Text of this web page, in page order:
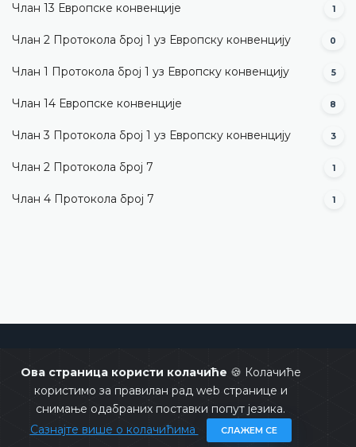
Ова страница користи колачиће 🍪 Колачиће
користимо за правилан рад web странице и
снимање одабраних поставки попут језика.
Сазнајте више о колачићима
СЛАЖЕМ СЕ
Члан 13 Европске конвенције 1
Члан 2 Протокола број 1 уз Европску конвенцију 0
Члан 1 Протокола број 1 уз Европску конвенцију 5
Члан 14 Европске конвенције 8
Члан 3 Протокола број 1 уз Европску конвенцију 3
Члан 2 Протокола број 7 1
Члан 4 Протокола број 7 1
Copyrights @ 2026Уставни суд БиХСва права задржана.